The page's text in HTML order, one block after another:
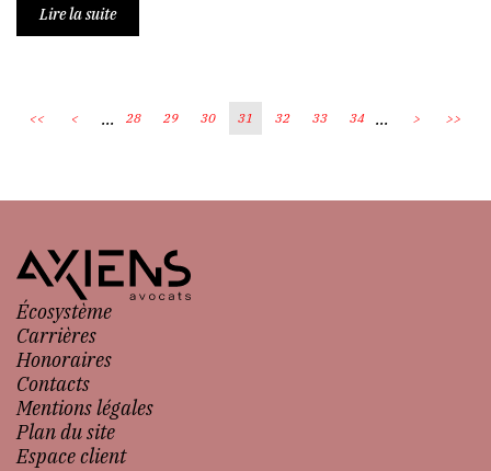
Lire la suite
<< < ... 28 29 30 31 32 33 34 ... > >>
Écosystème
Carrières
Honoraires
Contacts
Mentions légales
Plan du site
Espace client